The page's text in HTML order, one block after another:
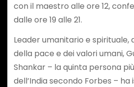
con il maestro alle ore 12,
dalle ore 19 alle 21.
Leader umanitario e spirituale,
della pace e dei valori umani,
Shankar – la quinta persona
dell’India secondo Forbes –